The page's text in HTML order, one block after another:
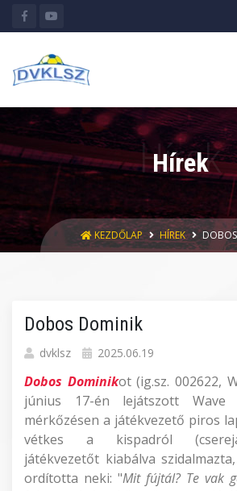
Hírek
KEZDŐLAP HÍREK
Dobos Dominik
dvklsz 2025.06.19
Dobos Dominikot (ig.sz. 002622,
június 17-én lejátszott
mérkőzésen a játékvezető piros
vétkes a kispadról
játékvezetőt kiabálva
ordította neki: "Mit fújtál? Te vak